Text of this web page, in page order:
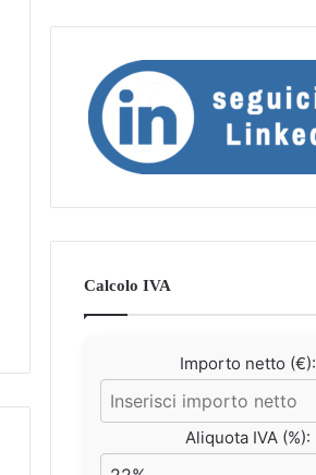
Calcolo IVA
Importo netto (€):
Aliquota IVA (%):